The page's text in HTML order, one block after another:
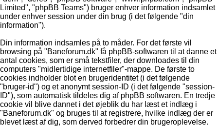
Limited", "phpBB Teams") bruger enhver information indsamlet
under enhver session under din brug (i det følgende "din
information").
Din information indsamles på to måder. For det første vil
browsing på "Baneforum.dk" få phpBB-softwaren til at danne et
antal cookies, som er små tekstfiler, der downloades til din
computers "midlertidige internetfiler"-mappe. De første to
cookies indholder blot en brugeridentitet (i det følgende
"bruger-id") og et anonymt session-ID (i det følgende "session-
ID"), som automatisk tildeles dig af phpBB softwaren. En tredje
cookie vil blive dannet i det øjeblik du har læst et indlæg i
"Baneforum.dk" og bruges til at registrere, hvilke indlæg der er
blevet læst af dig, som derved forbedrer din brugeroplevelse.